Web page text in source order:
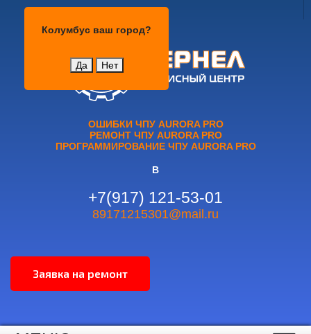
Колумбус ваш город?
Да Нет
ОШИБКИ ЧПУ AURORA PRO
РЕМОНТ ЧПУ AURORA PRO
ПРОГРАММИРОВАНИЕ ЧПУ AURORA PRO
В
+7(917) 121-53-01
89171215301@mail.ru